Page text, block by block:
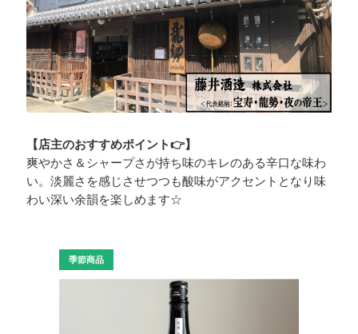
【店主のおすすめポイント👉】
爽やかさ＆シャープさが持ち味のキレのある辛口な味わ
い。淡麗さを感じさせつつも酸味がアクセントとなり味
わい深い余韻を楽しめます☆